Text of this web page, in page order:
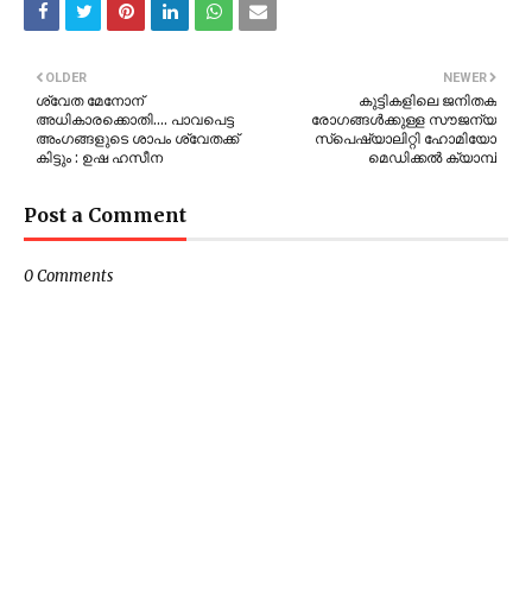
NEWER
കുട്ടികളിലെ ജനിതക
രോഗങ്ങൾക്കുള്ള സൗജന്യ
സ്പെഷ്യാലിറ്റി ഹോമിയോ
മെഡിക്കൽ ക്യാമ്പ്
OLDER
ശ്വേത മേനോന്
അധികാരക്കൊതി.... പാവപെട്ട
അംഗങ്ങളുടെ ശാപം ശ്വേതക്ക്
കിട്ടും : ഉഷ ഹസീന
Post a Comment
0 Comments